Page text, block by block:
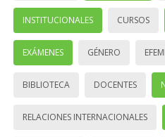
INSTITUCIONALES CURSOS
EXÁMENES GÉNERO
BIBLIOTECA DOCENTES
RELACIONES INTERNACIONALES